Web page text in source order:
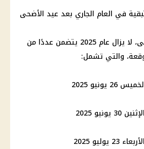
في العام الجاري بعد عيد الأضحى
، لا يزال عام 2025
يتضمن عددًا من
والتي تشمل:
2025